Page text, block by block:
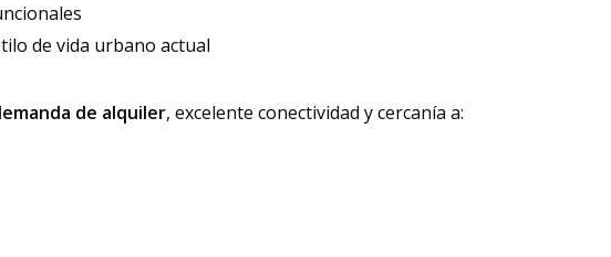
de vida urbano actual
de alquiler, excelente conectividad y cercanía a: